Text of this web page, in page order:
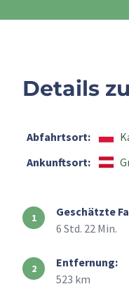
Details
Abfahrtsort:
Ankunftsort:
Geschätzte
6 Std. 22 Min.
Entfernung:
523 km